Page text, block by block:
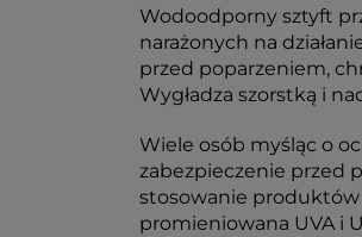
Wodoodporny sztyft
narażonych na
przed poparzeniem,
Wygładza szorstką i
Wiele osób myśląc o
zabezpieczenie przed
stosowanie produktów
promieniowana UVA i